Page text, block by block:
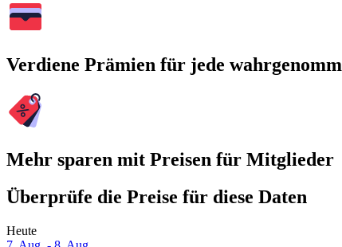
Verdiene Prämien für jede
Mehr sparen mit Preisen für Mitglieder
Überprüfe die Preise für diese Daten
Heute